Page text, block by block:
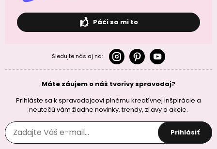
Páči sa mi to
Sledujte nás aj na:
Máte záujem o náš tvorivy spravodaj?
Prihláste sa k spravodajcovi plnému kreatívnej inšpirácie a
neutečú vám žiadne novinky, trendy, zľavy a akcie.
Prihlásiť